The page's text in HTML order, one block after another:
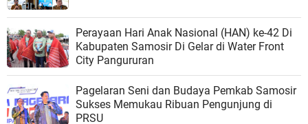
Perayaan Hari Anak Nasional (HAN) ke-42 Di
Kabupaten Samosir Di Gelar di Water Front
City Pangururan
Pagelaran Seni dan Budaya Pemkab Samosir
Sukses Memukau Ribuan Pengunjung di
PRSU